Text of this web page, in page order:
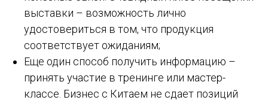
выставки – возможность лично
удостовериться в том, что продукция
соответствует ожиданиям;
Еще один способ получить информацию –
принять участие в тренинге или мастер-
классе. Бизнес с Китаем не сдает позиций